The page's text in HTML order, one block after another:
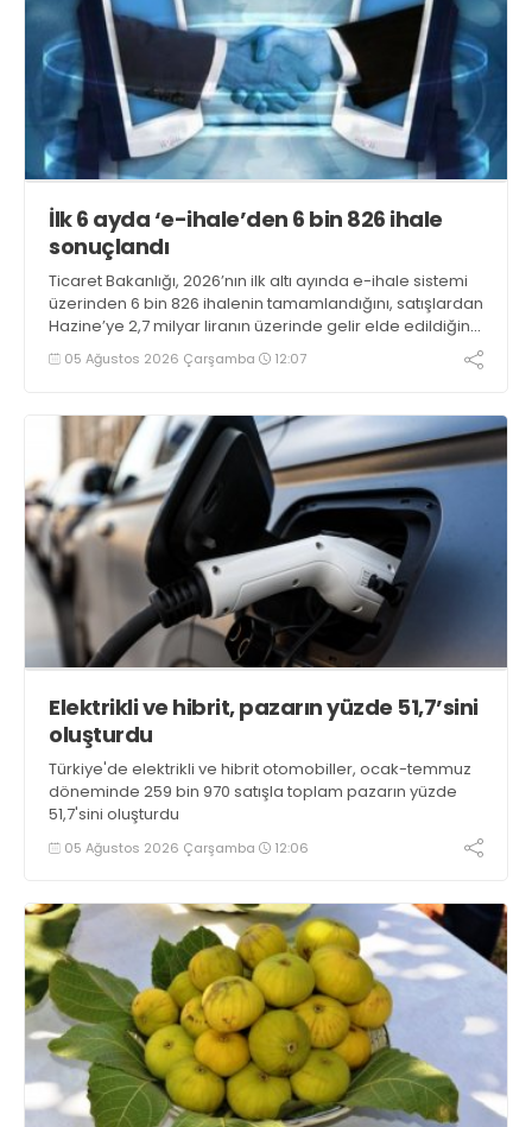
İlk 6 ayda ‘e-ihale’den 6 bin 826 ihale
sonuçlandı
Ticaret Bakanlığı, 2026’nın ilk altı ayında e-ihale sistemi
üzerinden 6 bin 826 ihalenin tamamlandığını, satışlardan
Hazine’ye 2,7 milyar liranın üzerinde gelir elde edildiğini
açıkladı
05 Ağustos 2026 Çarşamba 12:07
Elektrikli ve hibrit, pazarın yüzde 51,7’sini
oluşturdu
Türkiye'de elektrikli ve hibrit otomobiller, ocak-temmuz
döneminde 259 bin 970 satışla toplam pazarın yüzde
51,7'sini oluşturdu
05 Ağustos 2026 Çarşamba 12:06